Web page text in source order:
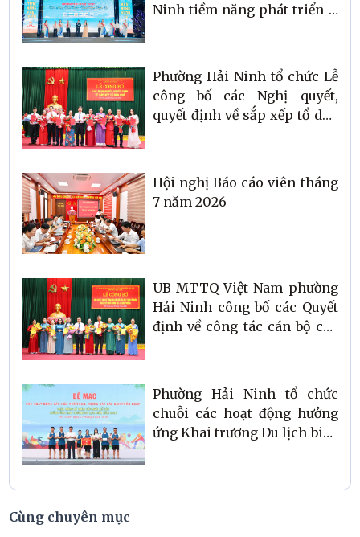
Ninh tiềm năng phát triển –
Phường Hải Ninh tổ chức Lễ
công bố các Nghị quyết,
quyết định về sắp xếp tổ dân
Hội nghị Báo cáo viên tháng
7 năm 2026
UB MTTQ Việt Nam phường
Hải Ninh công bố các Quyết
định về công tác cán bộ của
sắp xếp tổ dân phố
Phường Hải Ninh tổ chức
chuỗi các hoạt động hưởng
ứng Khai trương Du lịch biển
Cùng chuyên mục